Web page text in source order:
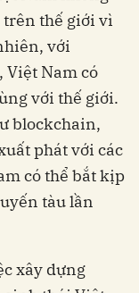
trên thế giới vì
với
Việt Nam có
với thế giới.
blockchain,
phát với các
có thể bắt kịp
tàu lần
xây dựng